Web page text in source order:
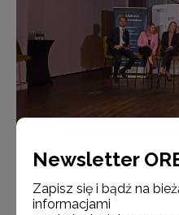
Opublikowano: 20.11.2025
Newsletter
Zapisz się i bądź na
informacjami